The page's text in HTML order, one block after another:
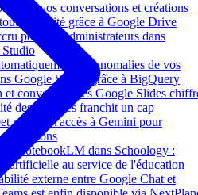
vos conversations et créations
sécurité grâce à Google Drive
pour les administrateurs dans
Studio
les anomalies de vos
Google Sheets grâce à BigQuery
et conversion des Google Slides
des données franchit un cap
repense l'accès à Gemini pour
réunions
NotebookLM dans Schoology :
artificielle au service de l'éducation
externe entre Google Chat et